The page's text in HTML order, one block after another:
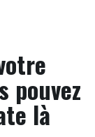
pouvez
là